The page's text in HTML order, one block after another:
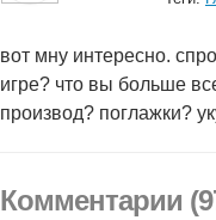
вот мну интересно.
игре? что вы больше
производ? поглажки?
Комментарии